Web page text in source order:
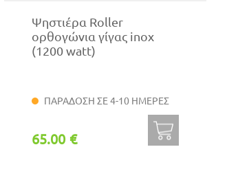
Ψηστιέρα Roller
ορθογώνια γίγας inox
(1200 watt)
ΠΑΡΑΔΟΣΗ ΣΕ 4-10 ΗΜΕΡΕΣ
65.00 €